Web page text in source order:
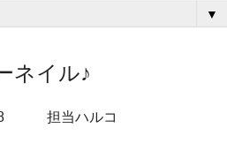
▼
ネイル♪
担当ハルコ